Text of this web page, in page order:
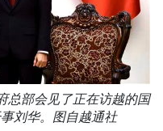
总部会见了正在访越的国
刘华。图自越通社